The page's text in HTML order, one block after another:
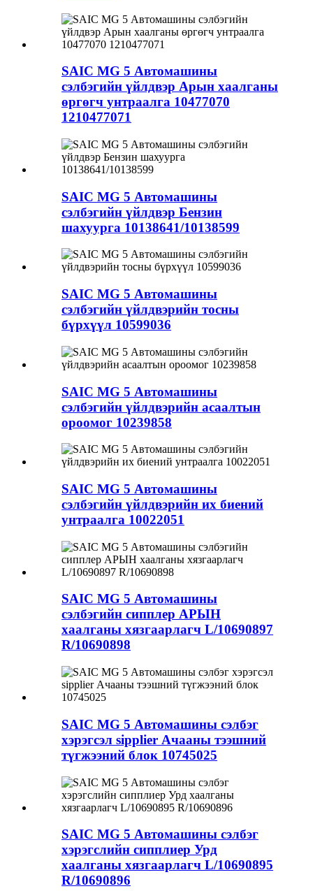
SAIC MG 5 Автомашины
сэлбэгийн үйлдвэр Арын хаалганы
өргөгч унтраалга 10477070
1210477071
SAIC MG 5 Автомашины
сэлбэгийн үйлдвэр Бензин
шахуурга 10138641/10138599
SAIC MG 5 Автомашины
сэлбэгийн үйлдвэрийн тосны
бүрхүүл 10599036
SAIC MG 5 Автомашины
сэлбэгийн үйлдвэрийн асаалтын
ороомог 10239858
SAIC MG 5 Автомашины
сэлбэгийн үйлдвэрийн их биений
унтраалга 10022051
SAIC MG 5 Автомашины
сэлбэгийн сипплер АРЫН
хаалганы хязгаарлагч L/10690897
R/10690898
SAIC MG 5 Автомашины сэлбэг
хэрэгсэл sipplier Ачааны тээшний
түгжээний блок 10745025
SAIC MG 5 Автомашины сэлбэг
хэрэгслийн сипплиер Урд
хаалганы хязгаарлагч L/10690895
R/10690896